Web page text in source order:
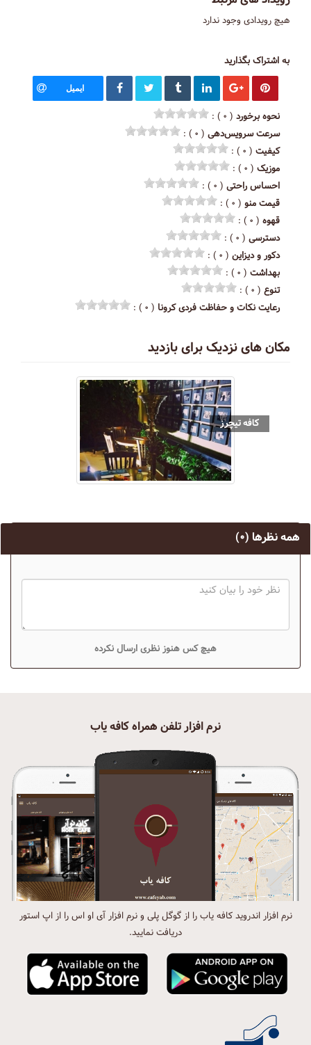
هیچ رویدادی وجود ندارد
به اشتراک بگذارید
ایمیل
نحوه برخورد ( ۰ ) :
سرعت سرویس‌دهی ( ۰ ) :
کیفیت ( ۰ ) :
موزیک ( ۰ ) :
احساس راحتی ( ۰ ) :
قیمت منو ( ۰ ) :
قهوه ( ۰ ) :
دسترسی ( ۰ ) :
دکور و دیزاین ( ۰ ) :
بهداشت ( ۰ ) :
تنوع ( ۰ ) :
رعایت نکات و حفاظت فردی کرونا ( ۰ ) :
مکان های نزدیک برای بازدید
کافه تیچرز
همه نظرها (۰)
هیچ کس هنوز نظری ارسال نکرده
نرم افزار تلفن همراه کافه یاب
نرم افزار اندروید کافه یاب را از گوگل پلی و نرم افزار آی او اس را از اپ استور
دریافت نمایید.